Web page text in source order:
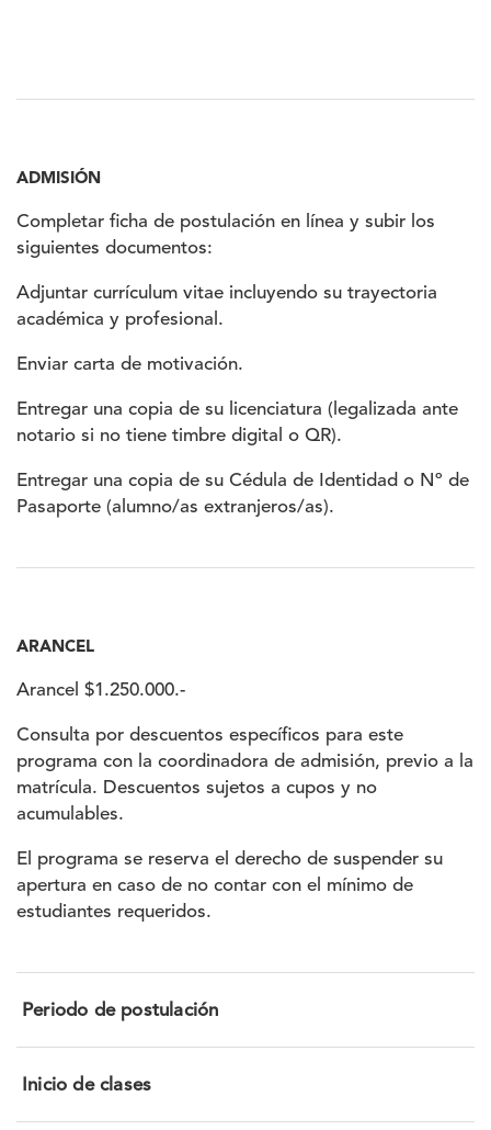
ADMISIÓN
Completar ficha de postulación en línea y subir los
siguientes documentos:
Adjuntar currículum vitae incluyendo su trayectoria
académica y profesional.
Enviar carta de motivación.
Entregar una copia de su licenciatura (legalizada ante
notario si no tiene timbre digital o QR).
Entregar una copia de su Cédula de Identidad o Nº de
Pasaporte (alumno/as extranjeros/as).
ARANCEL
Arancel $1.250.000.-
Consulta por descuentos específicos para este
programa con la coordinadora de admisión, previo a la
matrícula. Descuentos sujetos a cupos y no
acumulables.
El programa se reserva el derecho de suspender su
apertura en caso de no contar con el mínimo de
estudiantes requeridos.
Periodo de postulación
Inicio de clases